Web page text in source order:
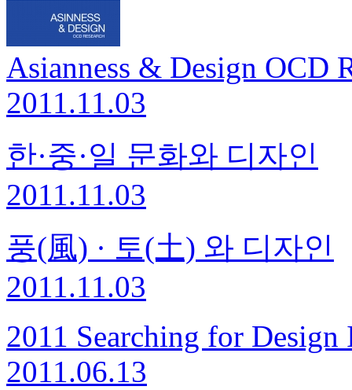
Asianness & Design OCD
2011.11.03
한·중·일 문화와 디자인
2011.11.03
풍(風) · 토(土) 와 디자인
2011.11.03
2011 Searching for
2011.06.13